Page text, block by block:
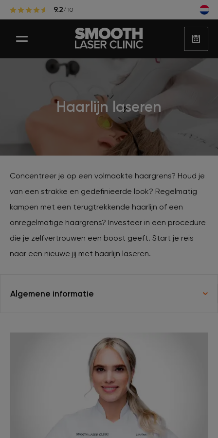
9.2/ 10
Haarlijn laseren
Concentreer je op een volmaakte haargrens? Houd je
van een strakke en gedefinieerde look? Regelmatig
kampen met een terugtrekkende haarlijn of een
onregelmatige haargrens? Investeer in een procedure
die je zelfvertrouwen een boost geeft. Start je reis
naar een nieuwe jij met haarlijn laseren.
Algemene informatie
Laser ontharen
Populaire zones laserontharing
Huidproblemen
XL Hair